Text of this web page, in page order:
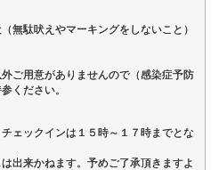
無駄吠えやマーキングをしないこと）
ご用意がありませんので（感染症予防
ください。
ェックインは１５時～１７時までとな
出来かねます。予めご了承頂きますよ